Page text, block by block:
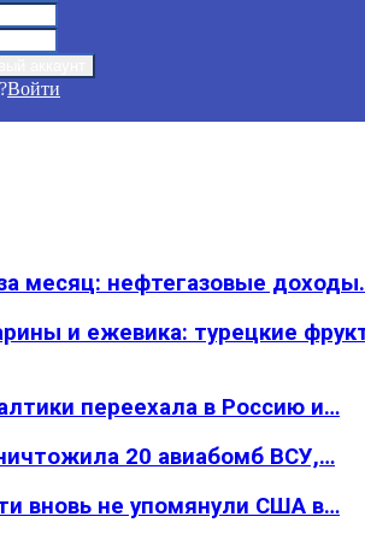
Войти
месяц: нефтегазовые
и ежевика: турецкие
переехала в Россию и…
20 авиабомб ВСУ,…
вновь не упомянули США в…